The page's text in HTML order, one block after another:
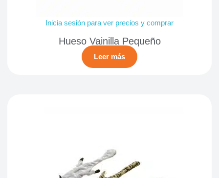
Inicia sesión para ver precios y comprar
Hueso Vainilla Pequeño
Leer más